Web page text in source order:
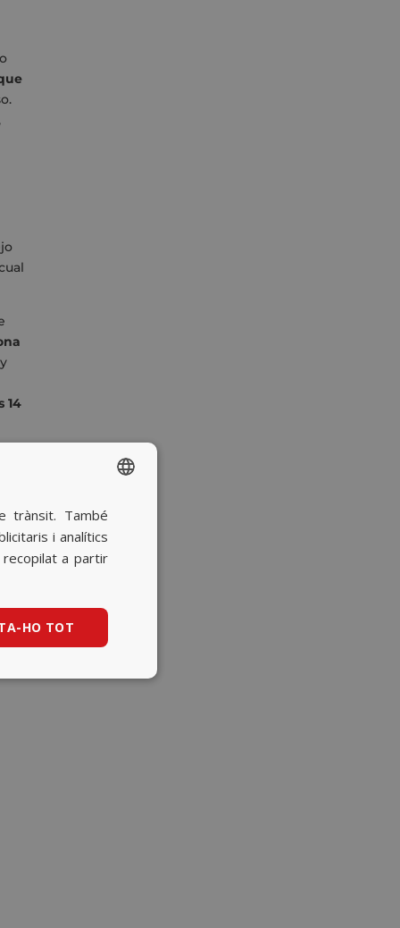
14
SPANISH
BASQUE
trànsit. També
i analítics
recopilat a partir
HO TOT